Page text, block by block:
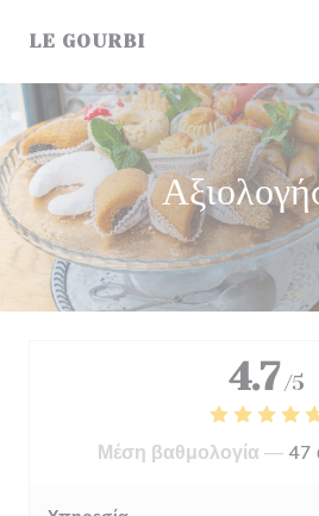
LE GOURBI
4.7 /5
Μέση βαθμολογία — 47